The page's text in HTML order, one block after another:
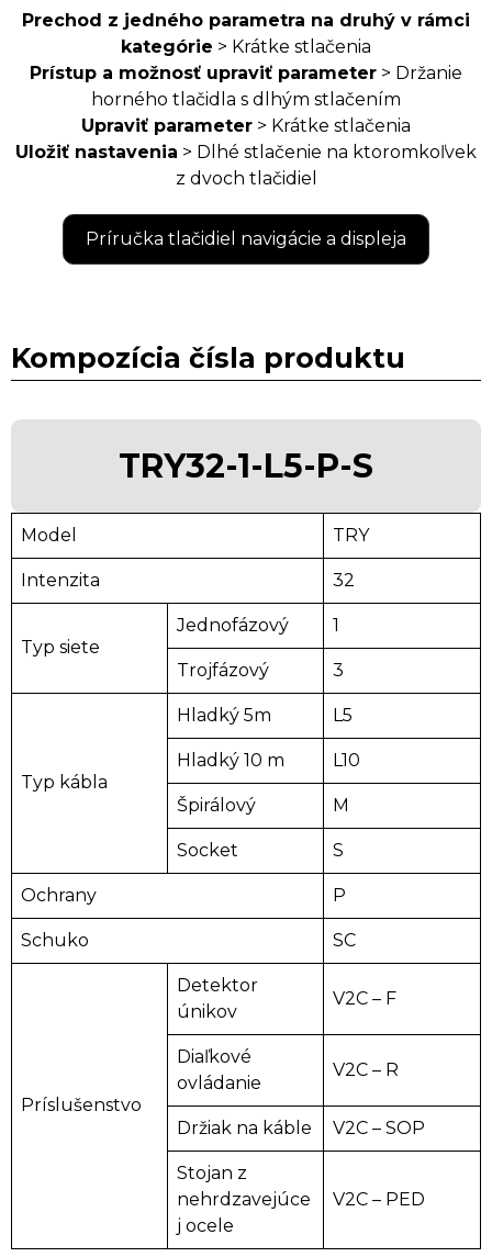
Prechod z jedného parametra na druhý v rámci
kategórie > Krátke stlačenia
Prístup a možnosť upraviť parameter > Držanie
horného tlačidla s dlhým stlačením
Upraviť parameter > Krátke stlačenia
Uložiť nastavenia > Dlhé stlačenie na ktoromkoľvek
z dvoch tlačidiel
Príručka tlačidiel navigácie a displeja
Kompozícia čísla produktu
TRY32-1-L5-P-S
Model TRY
Intenzita 32
Typ siete
Jednofázový 1
Trojfázový 3
Typ kábla
Hladký 5m L5
Hladký 10 m L10
Špirálový M
Socket S
Ochrany P
Schuko SC
Príslušenstvo
Detektor
únikov
V2C – F
Diaľkové
ovládanie
V2C – R
Držiak na káble V2C – SOP
Stojan z
nehrdzavejúce
j ocele
V2C – PED